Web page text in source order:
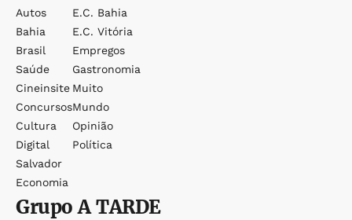
Autos
Bahia
Brasil
Saúde
Cineinsite
Concursos
Cultura
Digital
Salvador
Economia
E.c. Bahia
E.c. Vitória
Empregos
Gastronomia
Muito
Mundo
Opinião
Política
GrupoA TARDE